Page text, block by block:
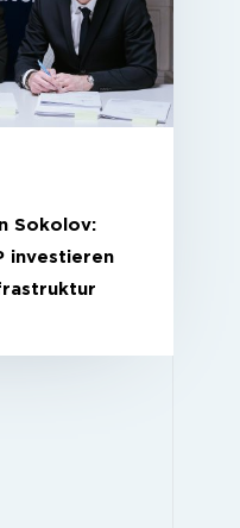
Sokolov:
investieren